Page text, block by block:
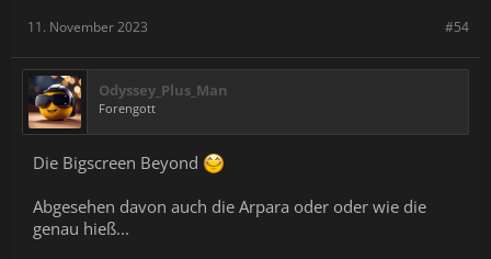
#54
11. November 2023
Odyssey_Plus_Man
Forengott
Die Bigscreen Beyond
Abgesehen davon auch die Arpara oder oder wie die
genau hieß...